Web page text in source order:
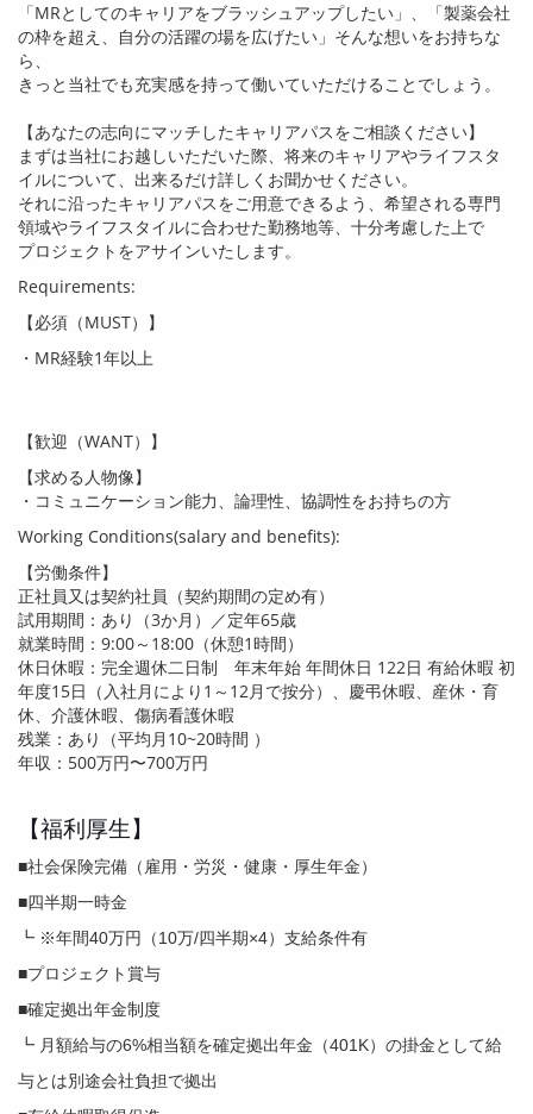
「MRとしてのキャリアをブラッシュアップしたい」、「製薬会社
の枠を超え、自分の活躍の場を広げたい」そんな想いをお持ちな
ら、
きっと当社でも充実感を持って働いていただけることでしょう。
【あなたの志向にマッチしたキャリアパスをご相談ください】
まずは当社にお越しいただいた際、将来のキャリアやライフスタ
イルについて、出来るだけ詳しくお聞かせください。
それに沿ったキャリアパスをご用意できるよう、希望される専門
領域やライフスタイルに合わせた勤務地等、十分考慮した上で
プロジェクトをアサインいたします。
Requirements:
【必須（MUST）】
・ MR経験1年以上
【歓迎（WANT）】
【求める人物像】
・コミュニケーション能力、論理性、協調性をお持ちの方
Working Conditions(salary and benefits):
【労働条件】
正社員又は契約社員（契約期間の定め有）
試用期間：あり（3か月）／定年65歳
就業時間： 9:00～ 18:00 （休憩1時間）
休日休暇：完全週休二日制 年末年始 年間休日 122日 有給休暇 初
年度15日（入社月により 1 ～ 12月で按分）、慶弔休暇、産休・育
休、介護休暇、傷病看護休暇
残業：あり（平均月 10~20時間 ）
年収： 500万円〜700万円
【福利厚生】
■社会保険完備（雇用・労災・健康・厚生年金）
■四半期一時金
┗ ※年間40万円（10万/四半期×4）支給条件有
■プロジェクト賞与
■確定拠出年金制度
┗ 月額給与の6%相当額を確定拠出年金（401K）の掛金として給
与とは別途会社負担で拠出